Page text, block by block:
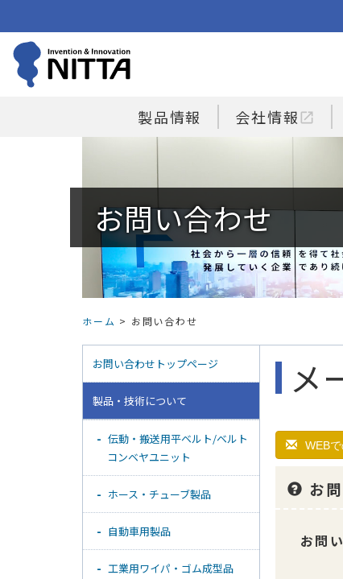
製品情報 会社情報 open_in_new
お問い合わせ
ホーム > お問い合わせ
お問い合わせトップページ
製品・技術について
伝動・搬送用平ベルト/ベルト
コンベヤユニット
ホース・チューブ製品
自動車用製品
工業用ワイパ・ゴム成型品
メ
WEB
お
お問